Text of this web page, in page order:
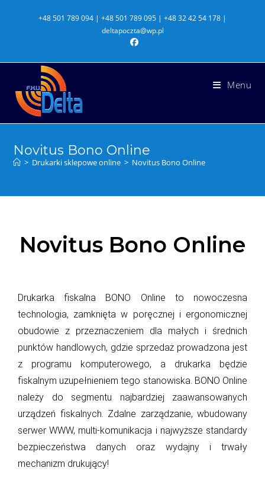
+48 501 789 094 | +48 501 789 095 | +48 32 42 54 178 |
deltapoczta@wp.pl
Menu
Novitus Bono Online
> Drukarki sklepowe online > Novitus Bono Online
Novitus Bono Online
Drukarka fiskalna BONO Online to nowoczesna
technologia, zamknięta w poręcznej i ergonomicznej
obudowie z przeznaczeniem dla małych i średnich
punktów handlowych, gdzie sprzedaż prowadzona jest
z programu komputerowego, a drukarka będzie
fiskalnym uzupełnieniem tego stanowiska. BONO Online
należy do segmentu najbardziej zaawansowanych
urządzeń fiskalnych. Zdalne zarządzanie, wbudowany
serwer WWW, multi-komunikacja i najwyższe standardy
bezpieczeństwa danych oraz wydajny i trwały
mechanizm drukujący!